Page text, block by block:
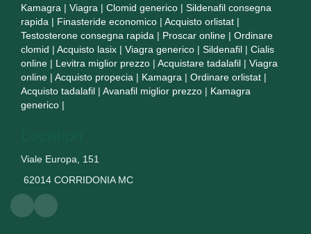
Kamagra | Viagra | Clomid generico | Sildenafil consegna
rapida | Finasteride economico | Acquisto orlistat |
Testosterone consegna rapida | Proscar online | Ordinare
clomid | Acquisto lasix | Viagra generico | Sildenafil | Cialis
online | Levitra miglior prezzo | Acquistare tadalafil | Viagra
online | Acquisto propecia | Kamagra | Ordinare orlistat |
Acquisto tadalafil | Avanafil miglior prezzo | Kamagra
generico |
Viale Europa, 151
62014 CORRIDONIA MC